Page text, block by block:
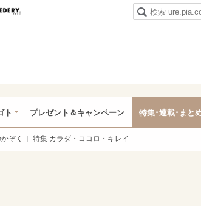
肉
ト プレゼント＆キャンペーン 特集･連載･まと
ぞく 特集 カラダ・ココロ・キレイ